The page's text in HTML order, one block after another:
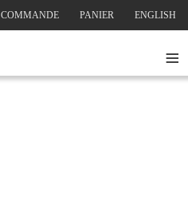
COMMANDE PANIER ENGLISH
≡